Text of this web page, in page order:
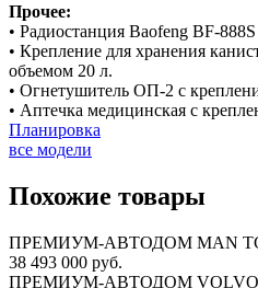
Прочее:
• Радиостанция Baofeng BF-
• Крепление для хранения
объемом 20 л.
• Огнетушитель ОП-2 с
• Аптечка медицинская с
Планировка
все модели
Похожие товары
ПРЕМИУМ-АВТОДОМ MAN
38 493 000 руб.
ПРЕМИУМ-АВТОДОМ VOLVO